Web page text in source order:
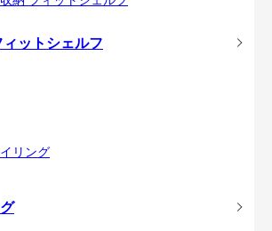
ットシェルフ